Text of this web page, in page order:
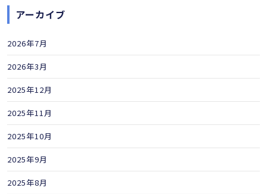
アーカイブ
2026年7月
2026年3月
2025年12月
2025年11月
2025年10月
2025年9月
2025年8月